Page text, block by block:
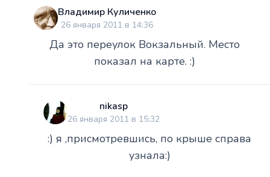
Владимир Куличенко
26 января 2011 в 14:36
Да это переулок Вокзальный. Место
показал на карте. :)
nikasp
26 января 2011 в 15:32
:) я ,присмотревшись, по крыше справа
узнала:)